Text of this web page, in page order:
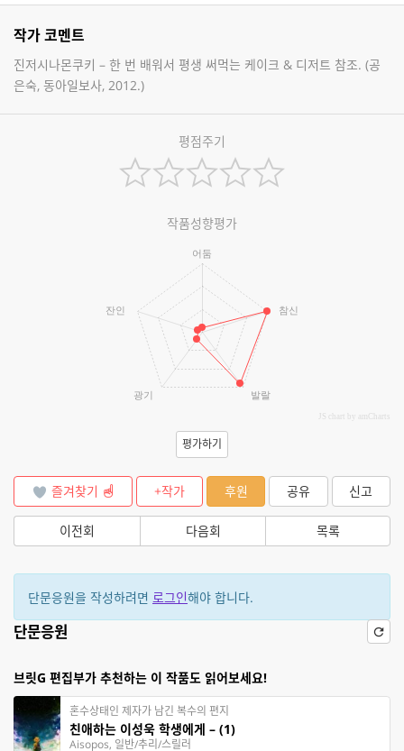
작가 코멘트
진저시나몬쿠키 – 한 번 배워서 평생 써먹는 케이크 & 디저트 참조. (공
은숙, 동아일보사, 2012.)
평점주기
작품성향평가
어둠
참신
발랄
광기
잔인
JS chart by amCharts
평가하기
즐겨찾기 +작가 후원 공유 신고
이전회 다음회 목록
단문응원을 작성하려면 로그인해야 합니다.
단문응원
브릿G 편집부가 추천하는 이 작품도 읽어보세요!
혼수상태인 제자가 남긴 복수의 편지
친애하는 이성욱 학생에게 – (1)
Aisopos, 일반/추리/스릴러